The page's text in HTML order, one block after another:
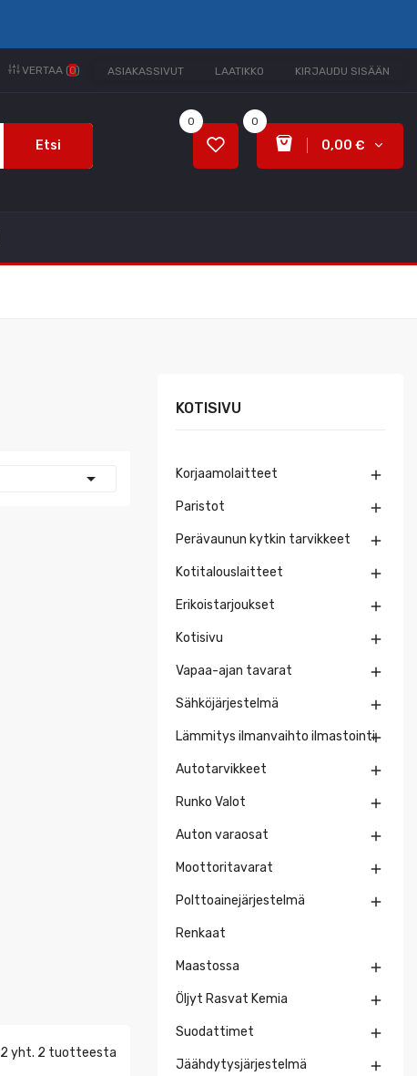
ASIAKASSIVUT LAATIKKO KIRJAUDU SISÄÄN
VERTAA (0)
Etsi
0
0,00 €
0

yht. 2 tuotteesta
KOTISIVU
Korjaamolaitteet 
Paristot 
Perävaunun kytkin tarvikkeet 
Kotitalouslaitteet 
Erikoistarjoukset 
Kotisivu 
Vapaa-ajan tavarat 
Sähköjärjestelmä 
Lämmitys ilmanvaihto ilmastointi
Autotarvikkeet 
Runko Valot 
Auton varaosat 
Moottoritavarat 
Polttoainejärjestelmä 
Renkaat
Maastossa 
Öljyt Rasvat Kemia 
Suodattimet 
Jäähdytysjärjestelmä 